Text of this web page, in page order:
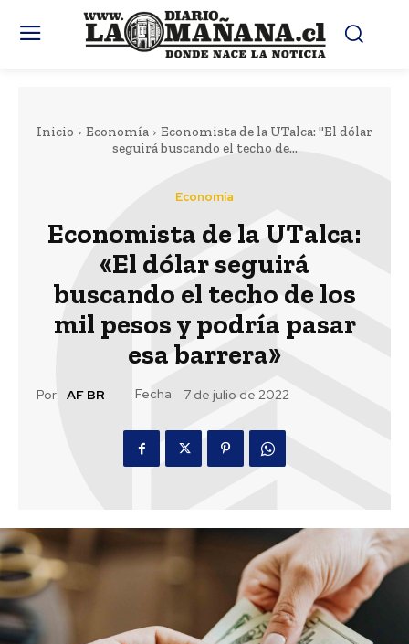
Inicio Economía
Economista de la UTalca: "El dólar
seguirá buscando el techo de...
Economía
Economista de la UTalca:
«El dólar seguirá
buscando el techo de los
mil pesos y podría pasar
esa barrera»
Por: AF BR Fecha: 7 de julio de 2022